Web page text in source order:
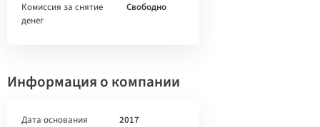
Комиссия за снятие
денег
Свободно
Информация о компании
Дата основания
2017